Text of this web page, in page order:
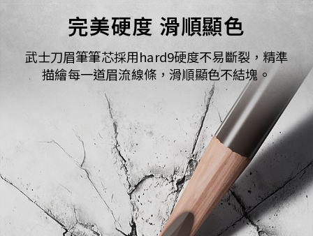
完美硬度 ​滑順顯色​​
武士刀眉筆筆芯採用hard9硬度不易斷裂，​ 精準
描繪每一道眉流線條，滑順顯色不結塊。​​